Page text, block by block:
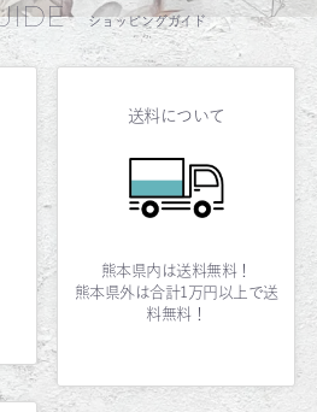
ショッピングガイド
送料について
熊本県内は送料無料！
熊本県外は合計1万円以上で送
料無料！